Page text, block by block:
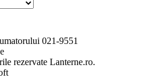
021-9551
rezervate Lanterne.ro.